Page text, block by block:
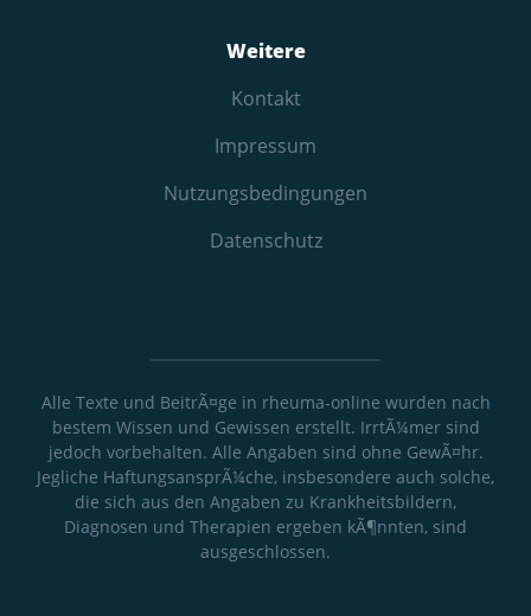
Weitere
Kontakt
Impressum
Nutzungs­bedingungen
Datenschutz
Alle Texte und BeitrÃ¤ge in rheuma-online wurden nach
bestem Wissen und Gewissen erstellt. IrrtÃ¼mer sind
jedoch vorbehalten. Alle Angaben sind ohne GewÃ¤hr.
Jegliche HaftungsansprÃ¼che, insbesondere auch solche,
die sich aus den Angaben zu Krankheitsbildern,
Diagnosen und Therapien ergeben kÃ¶nnten, sind
ausgeschlossen.